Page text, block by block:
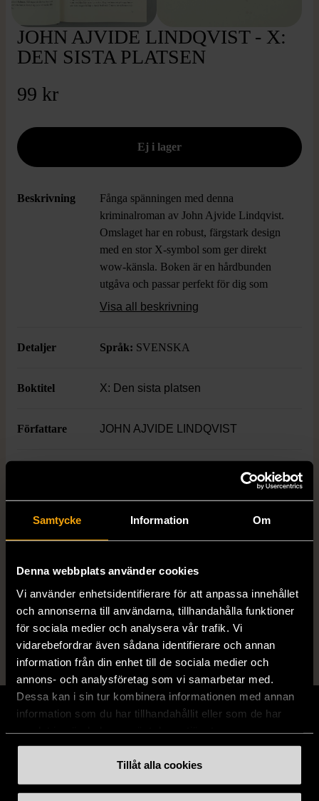
Samtycke Information Om
Denna webbplats använder cookies
Vi använder enhetsidentifierare för att anpassa innehållet
och annonserna till användarna, tillhandahålla funktioner
för sociala medier och analysera vår trafik. Vi
vidarebefordrar även sådana identifierare och annan
information från din enhet till de sociala medier och
annons- och analysföretag som vi samarbetar med.
Dessa kan i sin tur kombinera informationen med annan
information som du har tillhandahållit eller som de har
Tillåt alla cookies
JOHN AJVIDE LINDQVIST - X:
DEN SISTA PLATSEN
99 kr
Beskrivning
Fånga spänningen med denna
kriminalroman av John Ajvide Lindqvist.
Omslaget har en robust, färgstark design
med en stor X-symbol som ger direkt
wow-känsla. Boken är en hårdbunden
utgåva och passar perfekt för dig som
gillar samtida svensk litteratur med en
Visa all beskrivning
Detaljer Språk: SVENSKA
Boktitel X: Den sista platsen
Författare JOHN AJVIDE LINDQVIST
Produkten är sparsamt använd, är av fin
förslitningar.
Läs mer om hur vi bedömer